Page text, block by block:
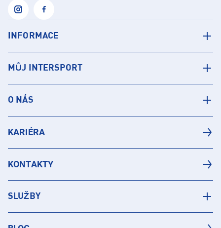
INFORMACE
MŮJ INTERSPORT
O NÁS
KARIÉRA
KONTAKTY
SLUŽBY